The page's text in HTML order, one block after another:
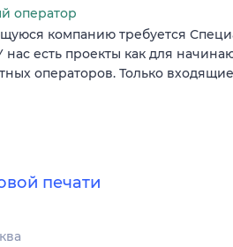
оператор
компанию требуется
нас есть проекты как для
операторов. Только
печати